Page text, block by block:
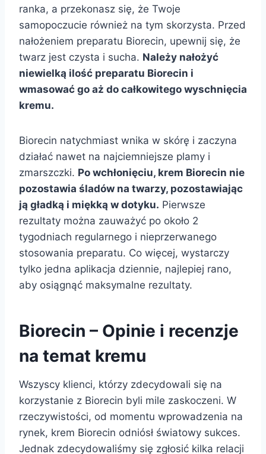
ranka, a przekonasz się, że Twoje
samopoczucie również na tym skorzysta. Przed
nałożeniem preparatu Biorecin, upewnij się, że
twarz jest czysta i sucha. Należy nałożyć
niewielką ilość preparatu Biorecin i
wmasować go aż do całkowitego wyschnięcia
kremu.
Biorecin natychmiast wnika w skórę i zaczyna
działać nawet na najciemniejsze plamy i
zmarszczki. Po wchłonięciu, krem Biorecin nie
pozostawia śladów na twarzy, pozostawiając
ją gładką i miękką w dotyku. Pierwsze
rezultaty można zauważyć po około 2
tygodniach regularnego i nieprzerwanego
stosowania preparatu. Co więcej, wystarczy
tylko jedna aplikacja dziennie, najlepiej rano,
aby osiągnąć maksymalne rezultaty.
Biorecin – Opinie i recenzje
na temat kremu
Wszyscy klienci, którzy zdecydowali się na
korzystanie z Biorecin byli mile zaskoczeni. W
rzeczywistości, od momentu wprowadzenia na
rynek, krem Biorecin odniósł światowy sukces.
Jednak zdecydowaliśmy się zgłosić kilka relacji